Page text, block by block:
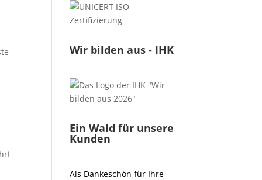
Wir bilden aus - IHK
Ein Wald für unsere
Kunden
Als Dankeschön für Ihre